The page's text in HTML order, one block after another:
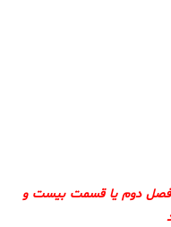
فصل دوم یا قسمت بیست و